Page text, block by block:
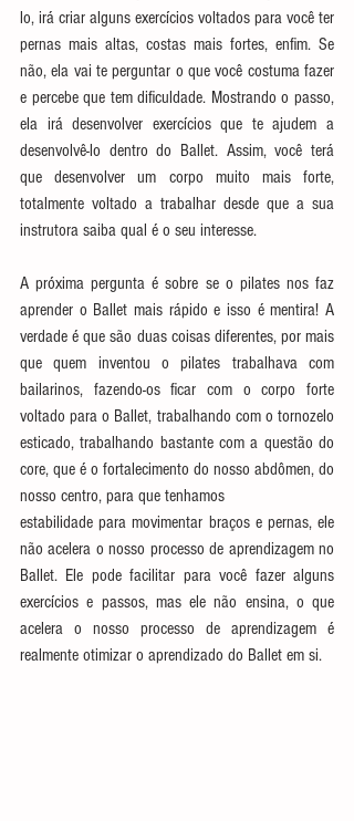
lo, irá criar alguns exercícios voltados para você ter
pernas mais altas, costas mais fortes, enfim. Se
não, ela vai te perguntar o que você costuma fazer
e percebe que tem dificuldade. Mostrando o passo,
ela irá desenvolver exercícios que te ajudem a
desenvolvê-lo dentro do Ballet. Assim, você terá
que desenvolver um corpo muito mais forte,
totalmente voltado a trabalhar desde que a sua
instrutora saiba qual é o seu interesse.
A próxima pergunta é sobre se o pilates nos faz
aprender o Ballet mais rápido e isso é mentira! A
verdade é que são duas coisas diferentes, por mais
que quem inventou o pilates trabalhava com
bailarinos, fazendo-os ficar com o corpo forte
voltado para o Ballet, trabalhando com o tornozelo
esticado, trabalhando bastante com a questão do
core, que é o fortalecimento do nosso abdômen, do
nosso centro, para que tenhamos
estabilidade para movimentar braços e pernas, ele
não acelera o nosso processo de aprendizagem no
Ballet. Ele pode facilitar para você fazer alguns
exercícios e passos, mas ele não ensina, o que
acelera o nosso processo de aprendizagem é
realmente otimizar o aprendizado do Ballet em si.